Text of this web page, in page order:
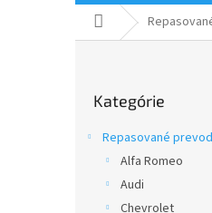
Domov
kategórie
Kategórie
Repasované
Alfa Romeo
Audi
Chevrolet